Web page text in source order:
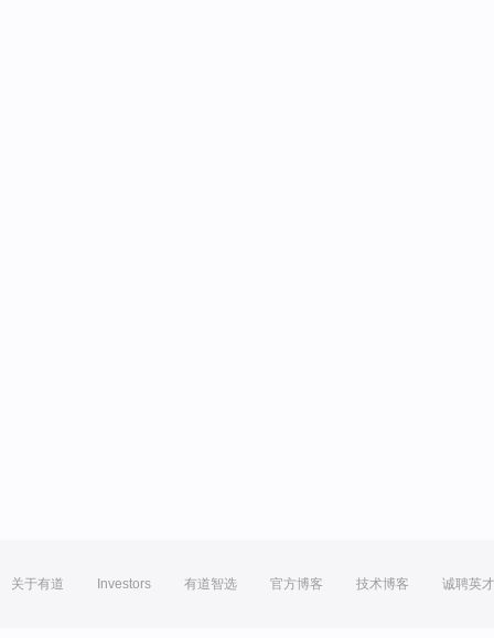
关于有道 Investors 有道智选 官方博客 技术博客 诚聘英才